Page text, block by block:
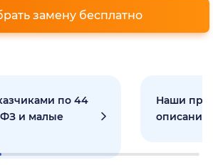
замену бесплатно
по 44
ФЗ и малые
Наши